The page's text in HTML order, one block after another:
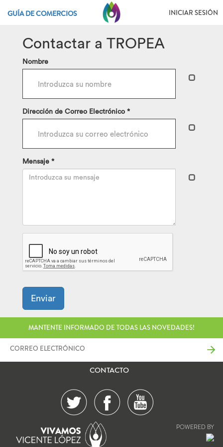
GUÍA DE COMERCIOS INICIAR SESIÓN
Contactar a TROPEA
Nombre
Dirección de Correo Electrónico *
Mensaje *
Enviar
MANTENTE INFORMADO DE TODAS LAS NOVEDADES!
CONTACTO
POWERED BY